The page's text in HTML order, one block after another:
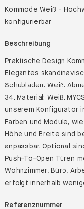
Kommode Weiß -
konfigurierbar
Beschreibung
Praktische Design
Elegantes
Schubladen: Weiß.
34. Material: Weiß.
unserem Konfigurator
Farben und Module,
Höhe und Breite sind
anpassbar. Optional
Push-To-Open Türen
Wohnzimmer, Büro,
erfolgt innerhalb
Referenznummer